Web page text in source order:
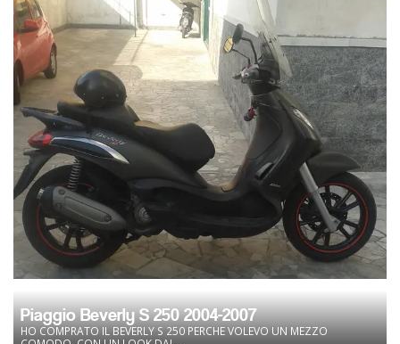
Piaggio Beverly S 250 2004-2007
HO COMPRATO IL BEVERLY S 250 PERCHE VOLEVO UN MEZZO